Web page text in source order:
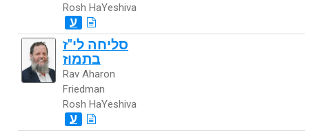
Rosh HaYeshiva
ע
סליחה לי"ז
בתמוז
Rav Aharon
Friedman
Rosh HaYeshiva
ע